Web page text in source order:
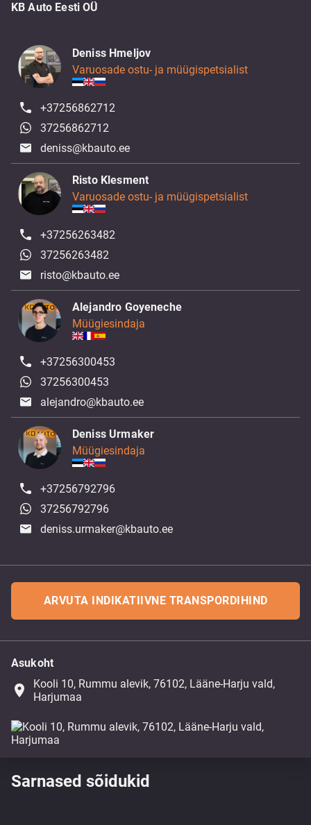
KB Auto Eesti OÜ
Deniss Hmeljov
Varuosade ostu- ja müügispetsialist
+37256862712
37256862712
deniss@kbauto.ee
Risto Klesment
Varuosade ostu- ja müügispetsialist
+37256263482
37256263482
risto@kbauto.ee
Alejandro Goyeneche
Müügiesindaja
+37256300453
37256300453
alejandro@kbauto.ee
Deniss Urmaker
Müügiesindaja
+37256792796
37256792796
deniss.urmaker@kbauto.ee
ARVUTA INDIKATIIVNE TRANSPORDIHIND
Asukoht
place
Kooli 10, Rummu alevik, 76102, Lääne-Harju vald,
Harjumaa
Sarnased sõidukid